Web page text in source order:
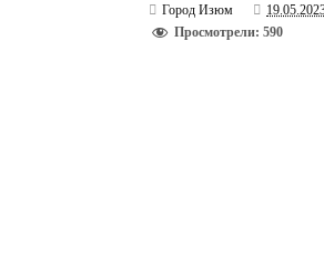
Город Изюм
Просмотрели: 590